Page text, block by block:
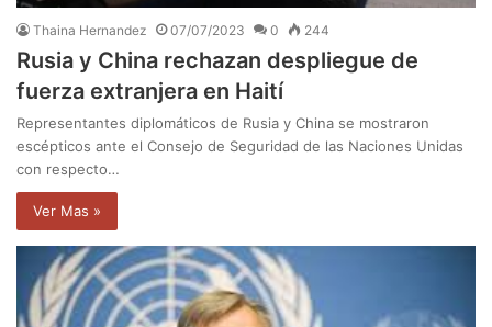
Thaina Hernandez 07/07/2023 0 244
Rusia y China rechazan despliegue de
fuerza extranjera en Haití
Representantes diplomáticos de Rusia y China se mostraron
escépticos ante el Consejo de Seguridad de las Naciones Unidas
con respecto…
Ver Mas »